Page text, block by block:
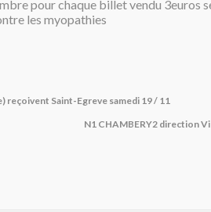
pour chaque billet vendu 3euros
les myopathies
reçoivent Saint-Egreve samedi 19 / 11
N1 CHAMBERY2 direction